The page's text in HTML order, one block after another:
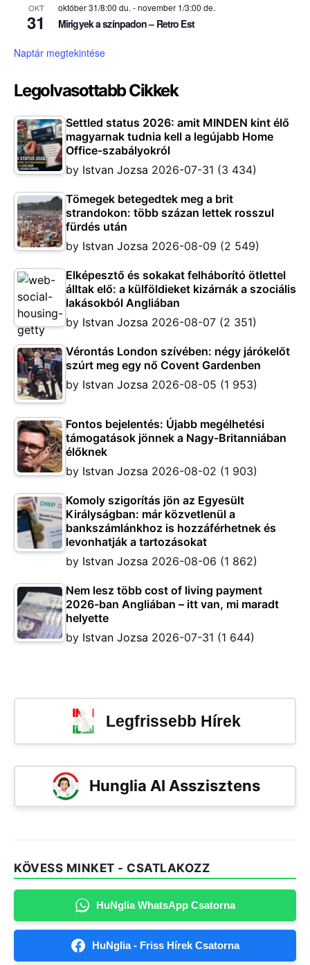
OKT
31
október 31/8:00 du. -november 1/3:00 de.
Mirigyek a színpadon – Retro Est
Naptár megtekintése
Legolvasottabb Cikkek
Settled status 2026: amit MINDEN kint élő
magyarnak tudnia kell a legújabb Home
Office-szabályokról
by Istvan Jozsa 2026-07-31 (3 434)
Tömegek betegedtek meg a brit
strandokon: több százan lettek rosszul
fürdés után
by Istvan Jozsa 2026-08-09 (2 549)
Elképesztő és sokakat felháborító ötlettel
álltak elő: a külföldieket kizárnák a szociális
lakásokból Angliában
by Istvan Jozsa 2026-08-07 (2 351)
Vérontás London szívében: négy járókelőt
szúrt meg egy nő Covent Gardenben
by Istvan Jozsa 2026-08-05 (1 953)
Fontos bejelentés: Újabb megélhetési
támogatások jönnek a Nagy-Britanniában
élőknek
by Istvan Jozsa 2026-08-02 (1 903)
Komoly szigorítás jön az Egyesült
Királyságban: már közvetlenül a
bankszámlánkhoz is hozzáférhetnek és
levonhatják a tartozásokat
by Istvan Jozsa 2026-08-06 (1 862)
Nem lesz több cost of living payment
2026-ban Angliában – itt van, mi maradt
helyette
by Istvan Jozsa 2026-07-31 (1 644)
Legfrissebb Hírek
Hunglia AI Asszisztens
KÖVESS MINKET - CSATLAKOZZ
HuNglia WhatsApp Csatorna
HuNglia - Friss Hírek Csatorna